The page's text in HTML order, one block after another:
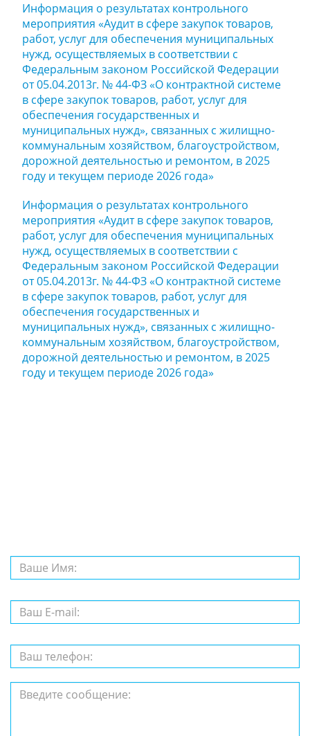
Информация о результатах контрольного
мероприятия «Аудит в сфере закупок товаров,
работ, услуг для обеспечения муниципальных
нужд, осуществляемых в соответствии с
Федеральным законом Российской Федерации
от 05.04.2013г. № 44-ФЗ «О контрактной системе
в сфере закупок товаров, работ, услуг для
обеспечения государственных и
муниципальных нужд», связанных с жилищно-
коммунальным хозяйством, благоустройством,
дорожной деятельностью и ремонтом, в 2025
году и текущем периоде 2026 года»
Информация о результатах контрольного
мероприятия «Аудит в сфере закупок товаров,
работ, услуг для обеспечения муниципальных
нужд, осуществляемых в соответствии с
Федеральным законом Российской Федерации
от 05.04.2013г. № 44-ФЗ «О контрактной системе
в сфере закупок товаров, работ, услуг для
обеспечения государственных и
муниципальных нужд», связанных с жилищно-
коммунальным хозяйством, благоустройством,
дорожной деятельностью и ремонтом, в 2025
году и текущем периоде 2026 года»